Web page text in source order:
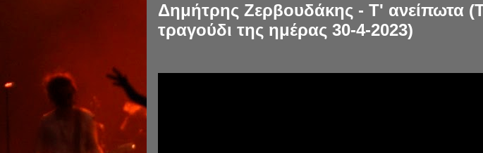
Δημήτρης Ζερβουδάκης - Τ' ανείπωτα
τραγούδι της ημέρας 30-4-2023)